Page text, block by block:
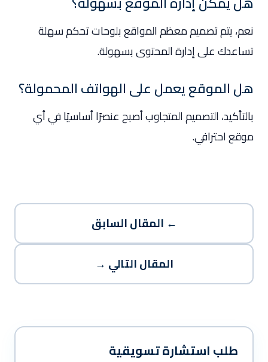
نعم، يتم تصميم معظم المواقع بلوحات تحكم سهلة
تساعدك على إدارة المحتوى بسهولة.
هل الموقع يعمل على الهواتف المحمولة؟
بالتأكيد، التصميم المتجاوب أصبح عنصرًا أساسيًا في أي
موقع احترافي.
← المقال السابق
المقال التالي →
طلب استشارة تسويقية